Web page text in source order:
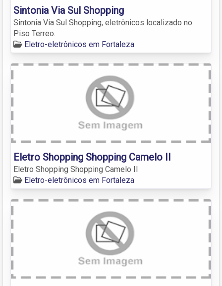
Sintonia Via Sul Shopping
Sintonia Via Sul Shopping, eletrônicos localizado no
Piso Terreo.
Eletro-eletrônicos em Fortaleza
Eletro Shopping Shopping Camelo II
Eletro Shopping Shopping Camelo II
Eletro-eletrônicos em Fortaleza